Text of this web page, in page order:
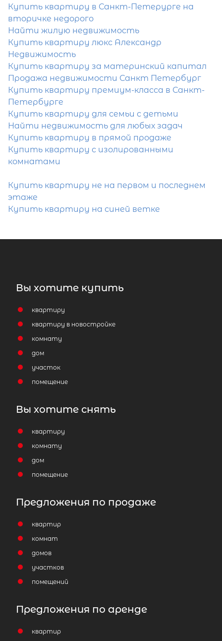
Санкт-Петербург, Благодатная
28
20 700 000 ₽
Электросила Московский район
Популярное
СПб, Приморский р-н, Савушкина
корп 1
23 000 000 ₽ продажа
Купить квартиру в Санкт-Петерурге на
вторичке недорого
Найти жилую недвижимость
Купить квартиру люкс Александр
Недвижимость
Купить квартиру за материнский капитал
Продажа недвижимости Санкт Петербург
Купить квартиру премиум-класса в Санкт-
Петербурге
Купить квартиру для семьи с детьми
Найти недвижимость для любых задач
Купить квартиру в прямой продаже
Купить квартиру с изолированными
комнатами
Купить квартиру не на первом и последнем
этаже
Купить квартиру на синей ветке
Вы хотите купить
квартиру
квартиру в новостройке
комнату
дом
участок
помещение
Вы хотите снять
квартиру
комнату
дом
помещение
Предложения по продаже
квартир
комнат
домов
участков
помещений
Предложения по аренде
квартир